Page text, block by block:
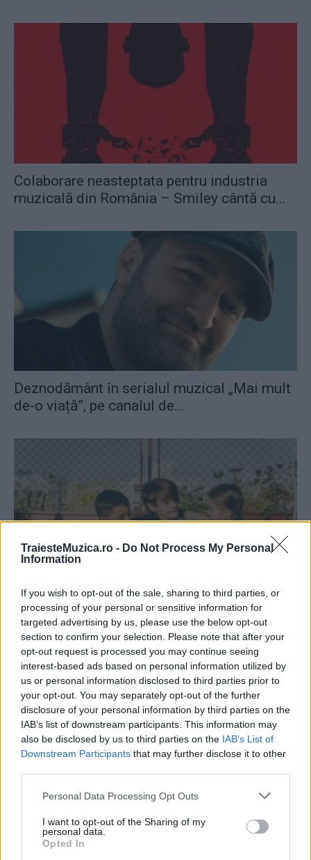
TraiesteMuzica.ro - Do Not Process My Personal
Information
If you wish to opt-out of the sale, sharing to third parties, or
processing of your personal or sensitive information for
targeted advertising by us, please use the below opt-out
section to confirm your selection. Please note that after your
opt-out request is processed you may continue seeing
interest-based ads based on personal information utilized by
us or personal information disclosed to third parties prior to
your opt-out. You may separately opt-out of the further
disclosure of your personal information by third parties on the
IAB’s list of downstream participants. This information may
also be disclosed by us to third parties on the IAB’s List of
Downstream Participants that may further disclose it to other
Please note that this website/app uses one or more Google
not limited to your visit or usage behaviour. You may click to
grant or deny consent to Google and its third-party tags to
use your data for below specified purposes in below Google
Personal Data Processing Opt Outs
I want to opt-out of the Sharing of my
personal data.
Opted In
Colaborare neasteptata pentru industria
muzicală din România – Smiley cântă cu...
Deznodământ în serialul muzical „Mai mult
de-o viață”, pe canalul de...
Smiley lansează „Locul sfințește omul”,
primul episod din serialul său muzical,...
Smiley a lansat videoclipul piesei ”Până
când”